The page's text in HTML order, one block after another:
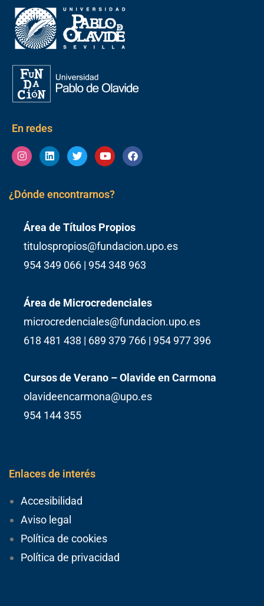
En redes
InstagramLinkedinTwitterYoutubeFacebook
¿Dónde encontrarnos?
Área de Títulos Propios
titulospropios@fundacion.upo.es
954 349 066 | 954 348 963
Área de Microcredenciales
microcredenciales@fundacion.upo.es
618 481 438 | 689 379 766 | 954 977 396
Cursos de Verano – Olavide en Carmona
olavideencarmona@upo.es
954 144 355
Enlaces de interés
Accesibilidad
Aviso legal
Política de cookies
Política de privacidad